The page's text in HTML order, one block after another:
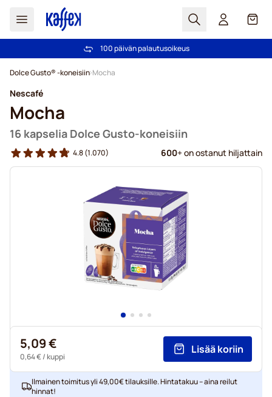
Haku Kori
Ilmainen toimitus yli 49,00€ tilauksille
100 päivän palautusoikeus
Dolce Gusto® -koneisiin Mocha
Nescafé
Mocha
16 kapselia Dolce Gusto-koneisiin
4.8(1.070) 600+ on ostanut hiljattain
5,09 €
0,64 €/ kuppi
Lisää koriin
Ilmainen toimitus yli 49,00€ tilauksille. Hintatakuu – aina reilut
hinnat!